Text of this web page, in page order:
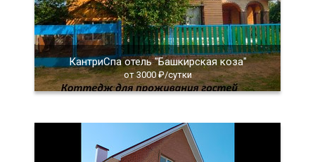
КантриСпа отель "Башкирская коза"
от 3000 ₽/сутки